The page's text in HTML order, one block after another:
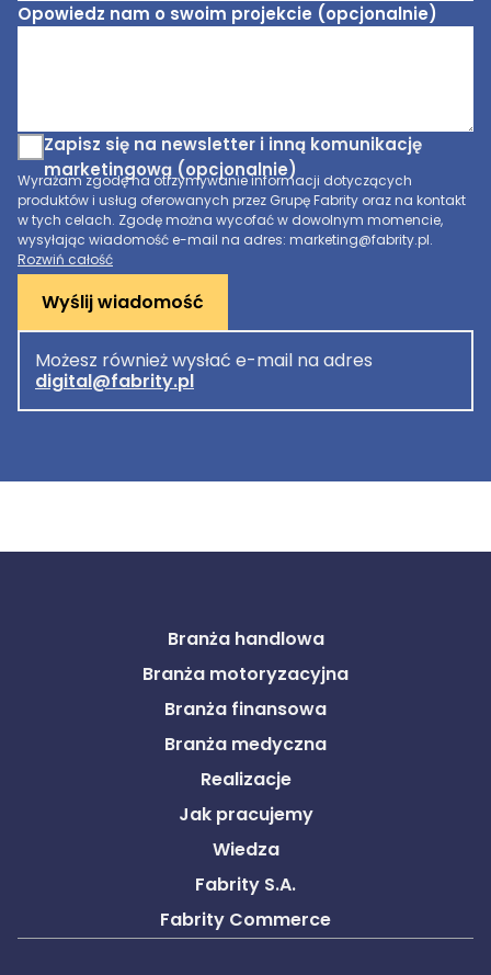
Opowiedz nam o swoim projekcie (opcjonalnie)
Zapisz się na newsletter i inną komunikację
marketingową (opcjonalnie)
Wyrażam zgodę na otrzymywanie informacji dotyczących
produktów i usług oferowanych przez Grupę Fabrity oraz na kontakt
w tych celach. Zgodę można wycofać w dowolnym momencie,
wysyłając wiadomość e-mail na adres: marketing@fabrity.pl.
Rozwiń całość
Wyślij wiadomość
Możesz również wysłać e-mail na adres
digital@fabrity.pl
Branża handlowa
Branża motoryzacyjna
Branża finansowa
Branża medyczna
Realizacje
Jak pracujemy
Wiedza
Fabrity S.A.
Fabrity Commerce